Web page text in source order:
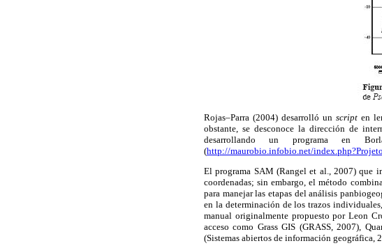
Rojas–Parra (2004) desarrolló un script en
obstante, se desconoce la dirección de
desarrollando un programa en
(http://maurobio.infobio.net/
El programa SAM (Rangel et al., 2007) que
coordenadas; sin embargo, el método
para manejar las etapas del análisis
en la determinación de los trazos
manual originalmente propuesto por Leon
acceso como Grass GIS (GRASS, 2007),
(Sistemas abiertos de información geográfica,